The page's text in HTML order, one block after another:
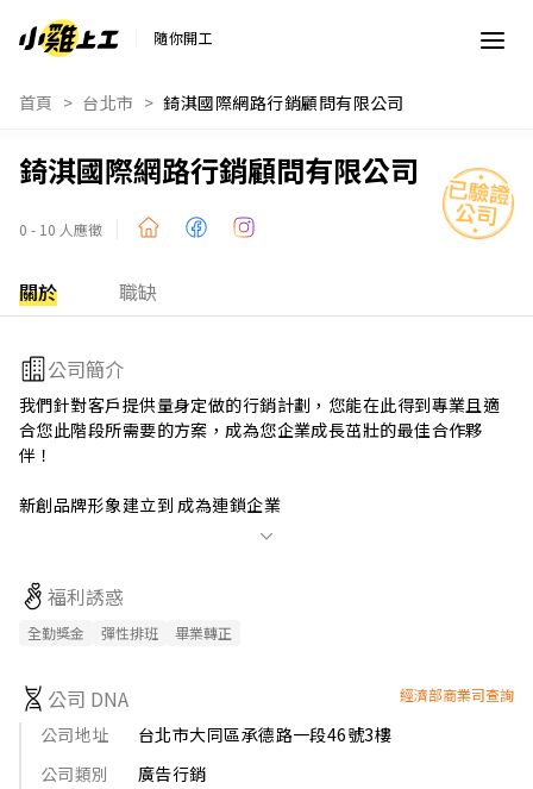
隨你開工
首頁 台北市 錡淇國際網路行銷顧問有限公司
錡淇國際網路行銷顧問有限公司
0 - 10 人應徵
關於 職缺
公司簡介
我們針對客戶提供量身定做的行銷計劃，您能在此得到專業且適
合您此階段所需要的方案，成為您企業成長茁壯的最佳合作夥
伴！
新創品牌形象建立到 成為連鎖企業
個人工作室到口碑行銷，創建自己的公司集團
企業網站架設 X 網路行銷 X 影視動畫製作
印刷管理 X 商空設計 X 商業攝影 X 輔助開店加盟
福利誘惑
全勤獎金 彈性排班 畢業轉正
公司 DNA 經濟部商業司查詢
公司地址
台北市大同區承德路一段46號3樓
公司類別
廣告行銷